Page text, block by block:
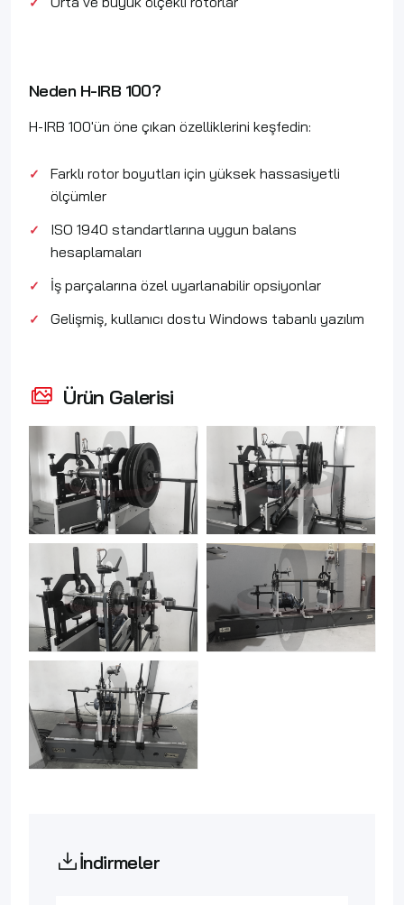
Neden H-IRB 100?
H-IRB 100'ün öne çıkan özelliklerini keşfedin:
Farklı rotor boyutları için yüksek hassasiyetli
ölçümler
ISO 1940 standartlarına uygun balans
hesaplamaları
İş parçalarına özel uyarlanabilir opsiyonlar
Gelişmiş, kullanıcı dostu Windows tabanlı yazılım
Ürün Galerisi
İndirmeler